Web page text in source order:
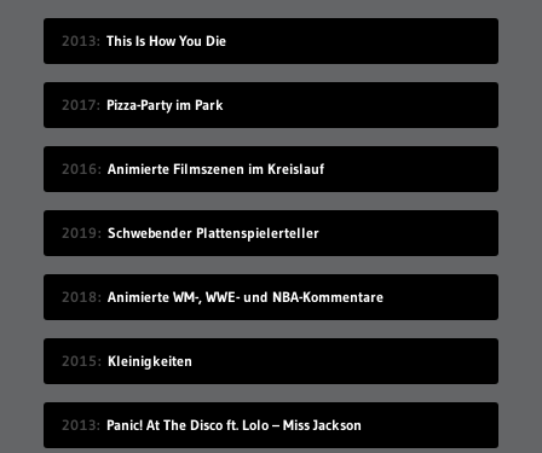
2013 This Is How You Die
2017 Pizza-Party im Park
2016 Animierte Filmszenen im Kreislauf
2019 Schwebender Plattenspielerteller
2018 Animierte WM-, WWE- und NBA-Kommentare
2015 Kleinigkeiten
2013 Panic! At The Disco ft. Lolo – Miss Jackson